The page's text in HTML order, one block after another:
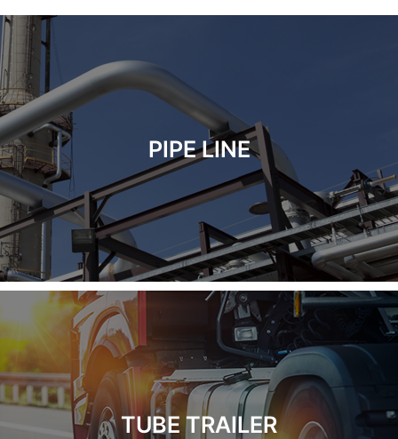
PIPE LINE
TUBE TRAILER